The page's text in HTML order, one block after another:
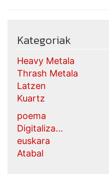
Kategoriak
Heavy Metala
Thrash Metala
Latzen
Kuartz
poema
Digitaliza...
euskara
Atabal